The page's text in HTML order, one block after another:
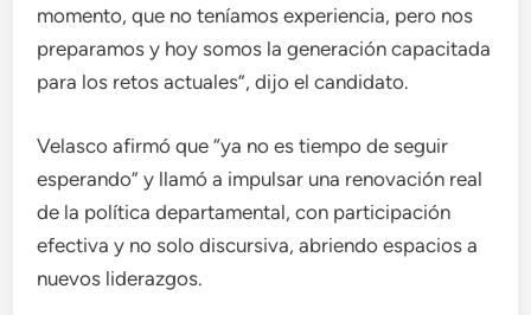
momento, que no teníamos experiencia, pero nos
preparamos y hoy somos la generación capacitada
para los retos actuales”, dijo el candidato.
Velasco afirmó que “ya no es tiempo de seguir
esperando” y llamó a impulsar una renovación real
de la política departamental, con participación
efectiva y no solo discursiva, abriendo espacios a
nuevos liderazgos.